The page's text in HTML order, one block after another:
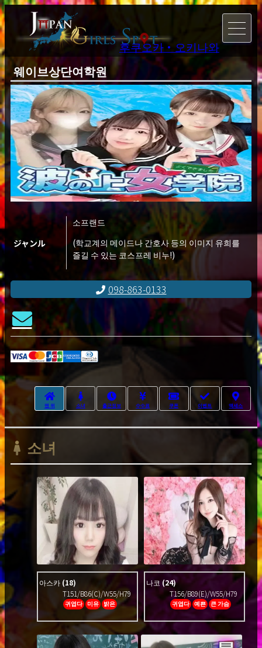
후쿠오카・오키나와
웨이브상단여학원
ジャンル
소프랜드
(학교계의 메이드나 간호사 등의 이미지 유희를
즐길 수 있는 코스프레 비누!)
098-863-0133
맨 위 소녀 출근정보 수수료 쿠폰 이벤트 액세스
소녀
아스카 (18)
T151/B86(C)/W55/H79
귀엽다 미유 밝은
나코(24)
T156/B89(E)/W55/H79
귀엽다 예쁜 큰 가슴